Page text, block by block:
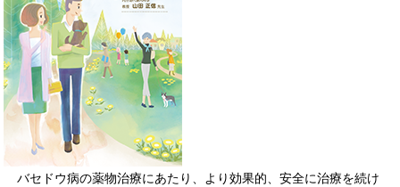
バセドウ病の薬物治療にあたり、より効果的、安全に治療を続け